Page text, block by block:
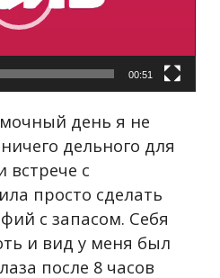
00:51
день я не
дельного для
встрече с
просто сделать
с запасом. Себя
и вид у меня был
после 8 часов